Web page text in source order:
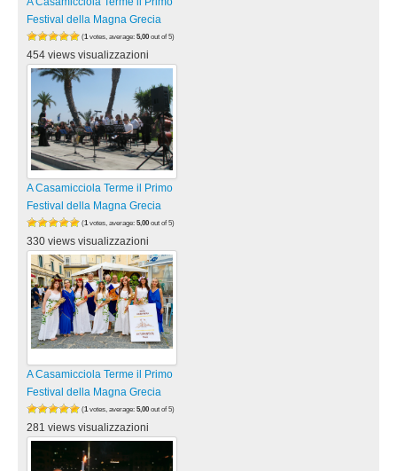
Festival della Magna Grecia
(1 votes, average: 5,00 out of 5)
454 views visualizzazioni
A Casamicciola Terme il Primo
Festival della Magna Grecia
(1 votes, average: 5,00 out of 5)
330 views visualizzazioni
A Casamicciola Terme il Primo
Festival della Magna Grecia
(1 votes, average: 5,00 out of 5)
281 views visualizzazioni